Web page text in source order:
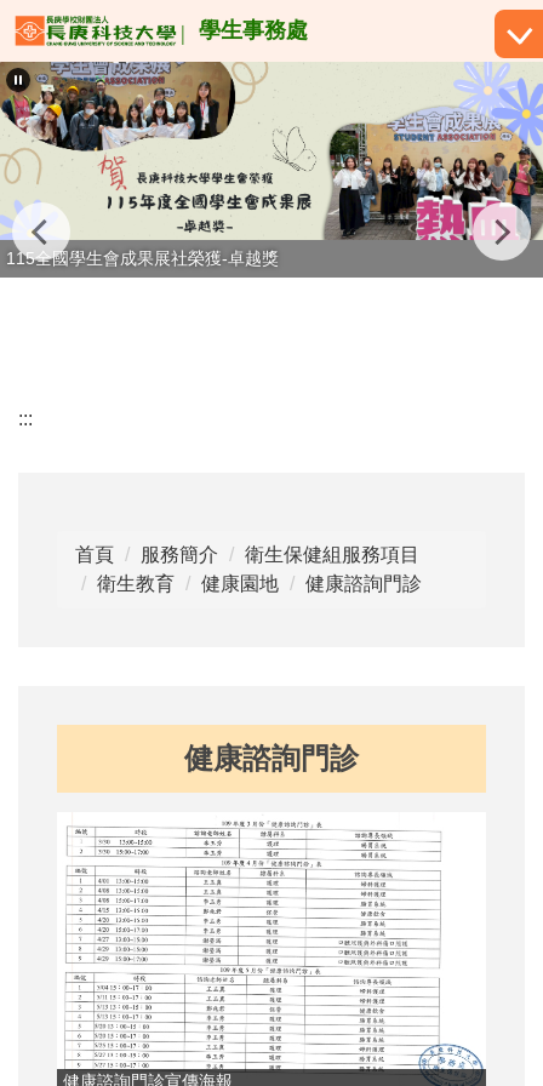
跳
到
主
要
內
容
學生事務處
115全國學生會成果展社榮獲-卓越獎
:::
首頁 服務簡介
衛生保健組服務項目
衛生教育
健康園地 健康諮詢門診
健康諮詢門診
健康諮詢門診宣傳海報